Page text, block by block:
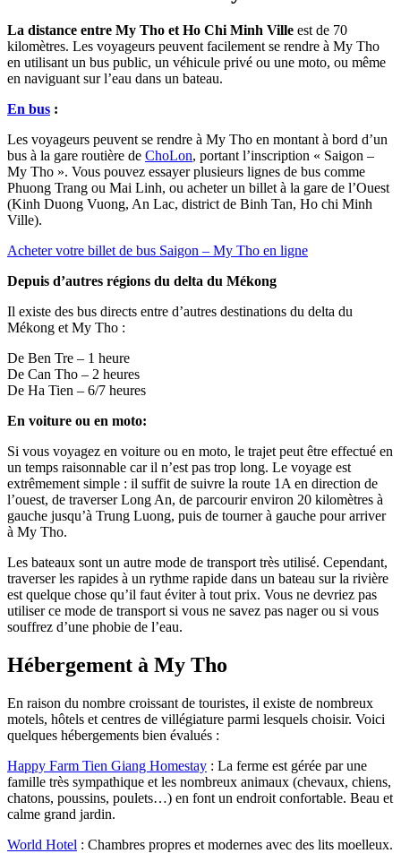
La distance entre My Tho et Ho Chi Minh Ville est de 70
kilomètres. Les voyageurs peuvent facilement se rendre à My Tho
en utilisant un bus public, un véhicule privé ou une moto, ou même
en naviguant sur l’eau dans un bateau.
En bus :
Les voyageurs peuvent se rendre à My Tho en montant à bord d’un
bus à la gare routière de ChoLon, portant l’inscription « Saigon –
My Tho ». Vous pouvez essayer plusieurs lignes de bus comme
Phuong Trang ou Mai Linh, ou acheter un billet à la gare de l’Ouest
(Kinh Duong Vuong, An Lac, district de Binh Tan, Ho chi Minh
Ville).
Acheter votre billet de bus Saigon – My Tho en ligne
Depuis d’autres régions du delta du Mékong
Il existe des bus directs entre d’autres destinations du delta du
Mékong et My Tho :
De Ben Tre – 1 heure
De Can Tho – 2 heures
De Ha Tien – 6/7 heures
En voiture ou en moto:
Si vous voyagez en voiture ou en moto, le trajet peut être effectué en
un temps raisonnable car il n’est pas trop long. Le voyage est
extrêmement simple : il suffit de suivre la route 1A en direction de
l’ouest, de traverser Long An, de parcourir environ 20 kilomètres à
gauche jusqu’à Trung Luong, puis de tourner à gauche pour arriver
à My Tho.
Les bateaux sont un autre mode de transport très utilisé. Cependant,
traverser les rapides à un rythme rapide dans un bateau sur la rivière
est quelque chose qu’il faut éviter à tout prix. Vous ne devriez pas
utiliser ce mode de transport si vous ne savez pas nager ou si vous
souffrez d’une phobie de l’eau.
Hébergement à My Tho
En raison du nombre croissant de touristes, il existe de nombreux
motels, hôtels et centres de villégiature parmi lesquels choisir. Voici
quelques hébergements bien évalués :
Happy Farm Tien Giang Homestay : La ferme est gérée par une
famille très sympathique et les nombreux animaux (chevaux, chiens,
chatons, poussins, poulets…) en font un endroit confortable. Beau et
calme grand jardin.
World Hotel : Chambres propres et modernes avec des lits moelleux.